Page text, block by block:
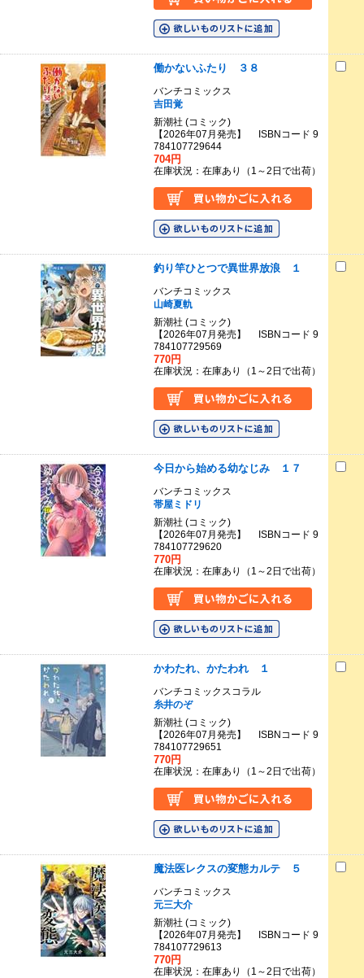
働かないふたり ３８
バンチコミックス
吉田覚
新潮社 (コミック)
【2026年07月発売】 ISBNコード 9
784107729644
704円
在庫状況：在庫あり（1～2日で出荷）
釣り竿ひとつで異世界放浪 １
バンチコミックス
山崎夏軌
新潮社 (コミック)
【2026年07月発売】 ISBNコード 9
784107729569
770円
在庫状況：在庫あり（1～2日で出荷）
今日から始める幼なじみ １７
バンチコミックス
帯屋ミドリ
新潮社 (コミック)
【2026年07月発売】 ISBNコード 9
784107729620
770円
在庫状況：在庫あり（1～2日で出荷）
かわたれ、かたわれ １
バンチコミックスコラル
糸井のぞ
新潮社 (コミック)
【2026年07月発売】 ISBNコード 9
784107729651
770円
在庫状況：在庫あり（1～2日で出荷）
魔法医レクスの変態カルテ ５
バンチコミックス
元三大介
新潮社 (コミック)
【2026年07月発売】 ISBNコード 9
784107729613
770円
在庫状況：在庫あり（1～2日で出荷）